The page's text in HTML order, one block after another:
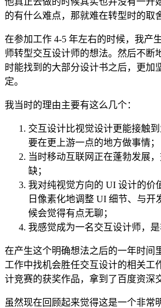
的有什么难点，那就难在转型时的取
在参加工作 4-5 年左右的时候，我产
师转型交互设计师的想法。然后不断
时能找到的大部分设计书之后，更加
定。
我当时的理由主要有这么几个：
交互设计比视觉设计更能接触
要在更上游一点的地方做事情；
当时移动互联网正在蓬勃发展
缺；
我对纯视觉方向的 UI 设计的价
日像素化地调整 UI 细节、与开
候会觉得有点无聊；
我感觉成为一名交互设计师，是
在产生这个明确想法之后的一年时间
工作中找机会胜任交互设计的相关工
计竞赛的获奖作品，拿到了百度资深
虽然现在回顾起来觉得这是一个非常